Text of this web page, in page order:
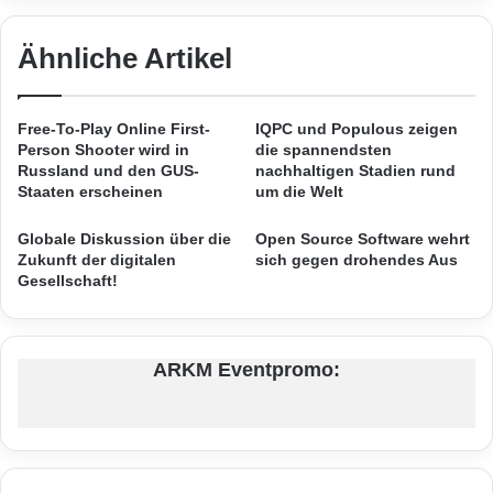
erhöhen die Arbeitsgeschwindigkeit des EPV
beträchtlich.
H
ö
r
s
c
h
ä
i
g
u
t
u
f
I
n
s
a
g
r
m
Ähnliche Artikel
Free-To-Play Online First-
Person Shooter wird in
Russland und den GUS-
Staaten erscheinen
IQPC und Populous zeigen
die spannendsten
nachhaltigen Stadien rund
um die Welt
Globale Diskussion über die
Zukunft der digitalen
Gesellschaft!
Open Source Software wehrt
sich gegen drohendes Aus
ARKM Eventpromo: